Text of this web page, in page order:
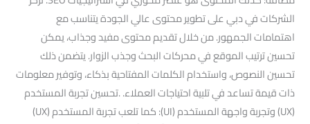
الشركات في دبي على تطوير محتوى عالي الجودة يتناسب مع
اهتمامات الجمهور. من خلال تقديم محتوى مفيد وجذاب، يمكن
تحسين ترتيب الموقع في محركات البحث وجذب الزوار. يتضمن ذلك
تحسين النصوص، واستخدام الكلمات المفتاحية بذكاء، وتوفير معلومات
ذات قيمة تساعد في تلبية احتياجات العملاء. .تحسين تجربة المستخدم
(UX) وتجربة واجهة المستخدم (UI): كما تلعب تجربة المستخدم (UX)